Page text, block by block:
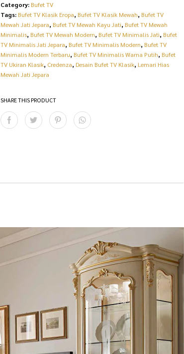
a
s
:
R
6
.
0
0
:
R
p
2
.
Category: Bufet TV
Tags: Bufet TV Klasik Eropa, Bufet TV Klasik Mewah, Bufet TV
Mewah Jati Jepara, Bufet TV Mewah Kayu Jati, Bufet TV Mewah
Minimalis, Bufet TV Mewah Modern, Bufet TV Minimalis Jati, Bufet
TV Minimalis Jati Jepara, Bufet TV Minimalis Modern, Bufet TV
Minimalis Modern Terbaru, Bufet TV Minimalis Warna Putih, Bufet
TV Ukiran Klasik, Credenza, Desain Bufet TV Klasik, Lemari Hias
Mewah Jati Jepara
SHARE THIS PRODUCT